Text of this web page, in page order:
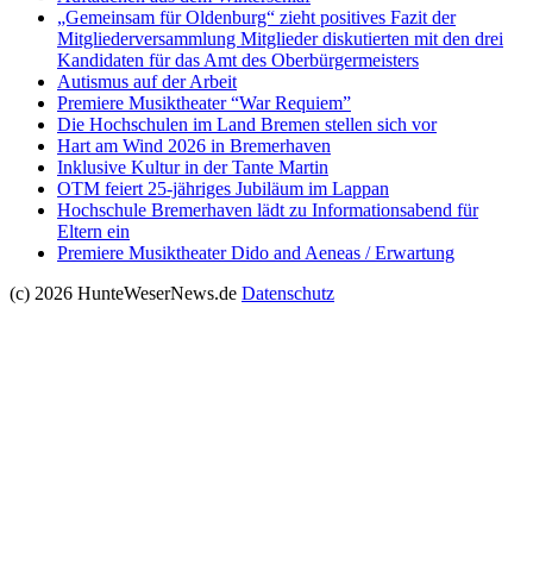
„Gemeinsam für Oldenburg“ zieht positives Fazit der
Mitgliederversammlung Mitglieder diskutierten mit den drei
Kandidaten für das Amt des Oberbürgermeisters
Autismus auf der Arbeit
Premiere Musiktheater “War Requiem”
Die Hochschulen im Land Bremen stellen sich vor
Hart am Wind 2026 in Bremerhaven
Inklusive Kultur in der Tante Martin
OTM feiert 25-jähriges Jubiläum im Lappan
Hochschule Bremerhaven lädt zu Informationsabend für
Eltern ein
Premiere Musiktheater Dido and Aeneas / Erwartung
(c) 2026 HunteWeserNews.de Datenschutz